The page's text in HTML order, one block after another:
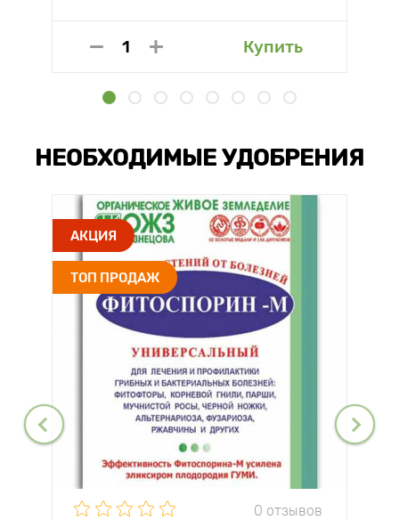
Купить
НЕОБХОДИМЫЕ УДОБРЕНИЯ
АКЦИЯ
ТОП ПРОДАЖ
0 отзывов